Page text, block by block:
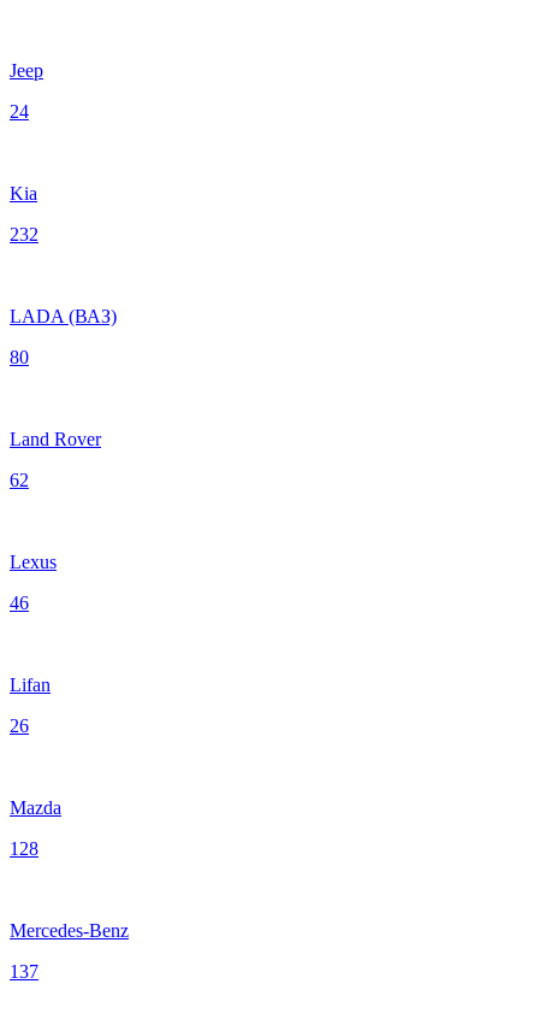
Jeep
24
Kia
232
LADA (ВАЗ)
80
Land Rover
62
Lexus
46
Lifan
26
Mazda
128
Mercedes-Benz
137